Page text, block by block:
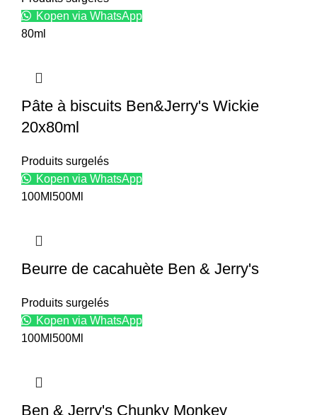
Kopen via WhatsApp
80ml
Pâte à biscuits Ben&Jerry's Wickie
20x80ml
Produits surgelés
Kopen via WhatsApp
100Ml 500Ml
produit
a
variantes.
Les
options
choisies
sur
Beurre de cacahuète Ben & Jerry's
Produits surgelés
Kopen via WhatsApp
100Ml 500Ml
produit
a
Ben & Jerry's Chunky Monkey